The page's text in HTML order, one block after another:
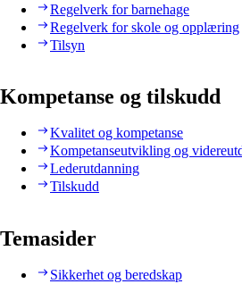
Regelverk for barnehage
Regelverk for skole og opplæring
Tilsyn
Kompetanse og tilskudd
Kvalitet og kompetanse
Kompetanseutvikling og
Lederutdanning
Tilskudd
Temasider
Sikkerhet og beredskap